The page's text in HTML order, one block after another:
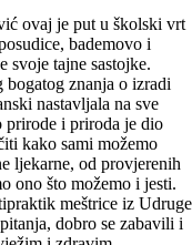
ovaj je put u školski vrt
bademovo i
svoje tajne sastojke.
bogatog znanja o izradi
nastavljala na sve
prirode i priroda je dio
kako sami možemo
ljekarne, od provjerenih
ono što možemo i jesti.
meštrice iz Udruge
dobro se zabavili i